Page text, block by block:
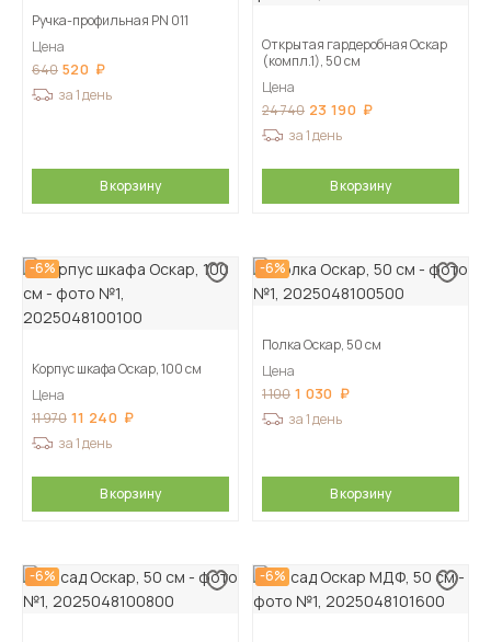
Ручка-профильная PN 011
Цена
640 520
за 1 день
В корзину
Открытая гардеробная Оскар
(компл.1), 50 см
Цена
24 740 23 190
за 1 день
В корзину
-6%
Корпус шкафа Оскар, 100 см
Цена
11 970 11 240
за 1 день
В корзину
-6%
Полка Оскар, 50 см
Цена
1 100 1 030
за 1 день
В корзину
-6% -6%